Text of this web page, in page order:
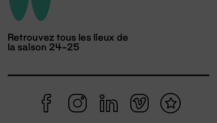
Retrouvez tous les lieux de
la saison 24-25